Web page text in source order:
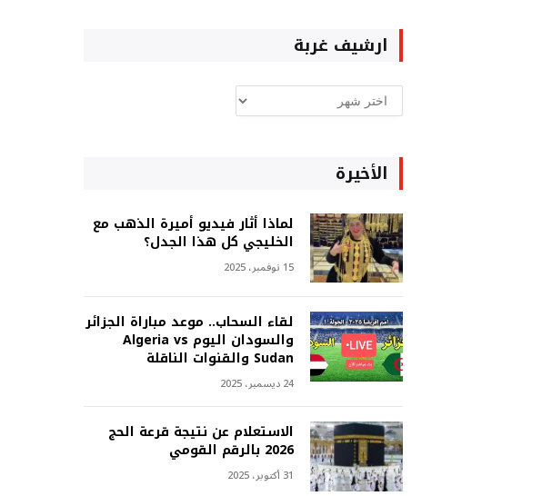
ارشيف غربة
ارشيف
غربة
الأخيرة
لماذا أثار فيديو أميرة الذهب مع
الخليجي كل هذا الجدل؟
15 نوفمبر، 2025
لقاء السحاب.. موعد مباراة الجزائر
والسودان اليوم Algeria vs
Sudan والقنوات الناقلة
24 ديسمبر، 2025
الاستعلام عن نتيجة قرعة الحج
2026 بالرقم القومي
31 أكتوبر، 2025